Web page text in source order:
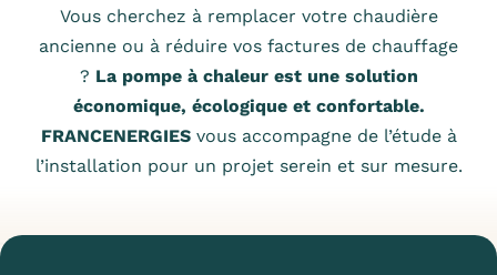
Vous cherchez à remplacer votre chaudière
ancienne ou à réduire vos factures de chauffage
? La pompe à chaleur est une solution
économique, écologique et confortable.
FRANCENERGIESvous accompagne de l’étude à
l’installation pour un projet serein et sur mesure.